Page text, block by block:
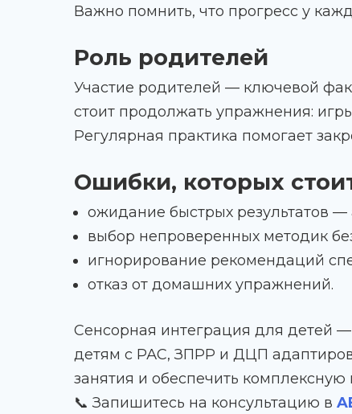
Важно помнить, что прогресс у
Роль родителей
Участие родителей — ключевой
стоит продолжать упражнения:
Регулярная практика помогает
Ошибки, которых
ожидание быстрых результатов
выбор непроверенных методик
игнорирование рекомендаций
отказ от домашних упражнений.
Сенсорная интеграция для детей
детям с РАС, ЗПРР и ДЦП
занятия и обеспечить
📞 Запишитесь на консультацию в